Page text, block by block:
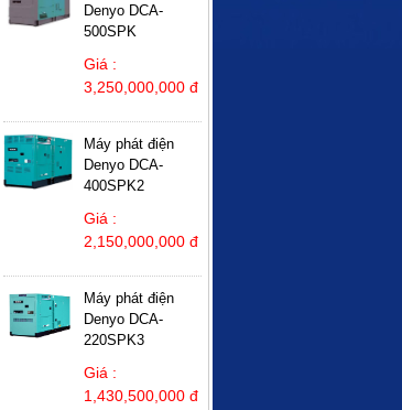
Denyo DCA-
500SPK
Giá :
3,250,000,000 đ
Máy phát điện
Denyo DCA-
400SPK2
Giá :
2,150,000,000 đ
Máy phát điện
Denyo DCA-
220SPK3
Giá :
1,430,500,000 đ